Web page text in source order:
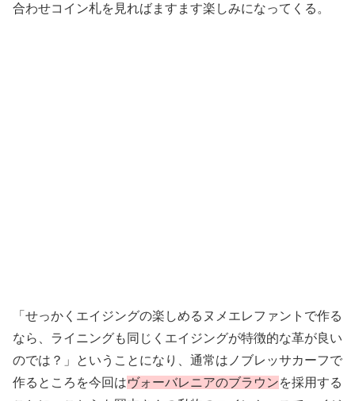
合わせコイン札を見ればますます楽しみになってくる。
「せっかくエイジングの楽しめるヌメエレファントで作る
なら、ライニングも同じくエイジングが特徴的な革が良い
のでは？」ということになり、通常はノブレッサカーフで
作るところを今回はヴォーバレニアのブラウンを採用する